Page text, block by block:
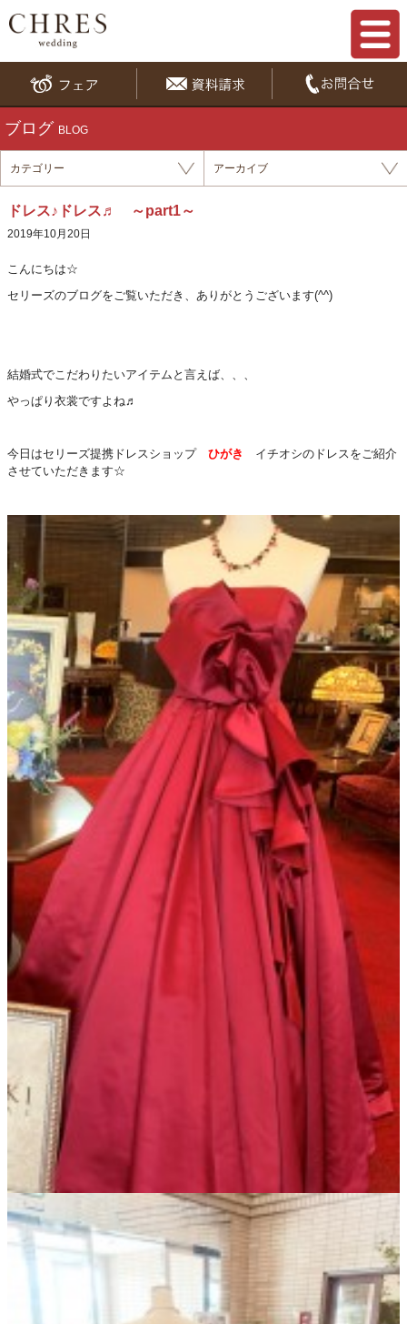
ブログ BLOG
カテゴリー アーカイブ
ドレス♪ドレス♬ ～part1～
2019年10月20日
こんにちは☆
セリーズのブログをご覧いただき、ありがとうございます(^^)
結婚式でこだわりたいアイテムと言えば、、、
やっぱり衣裳ですよね♬
今日はセリーズ提携ドレスショップ ひがき
イチオシのドレスをご紹介
させていただきます☆